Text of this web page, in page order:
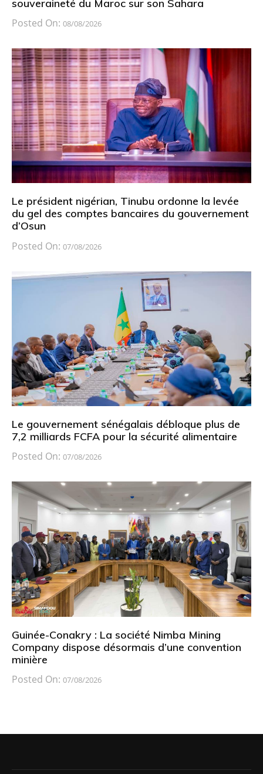
souveraineté du Maroc sur son Sahara
Posted On: 08/08/2026
Le président nigérian, Tinubu ordonne la levée
du gel des comptes bancaires du gouvernement
d’Osun
Posted On: 07/08/2026
Le gouvernement sénégalais débloque plus de
7,2 milliards FCFA pour la sécurité alimentaire
Posted On: 07/08/2026
Guinée-Conakry : La société Nimba Mining
Company dispose désormais d’une convention
minière
Posted On: 07/08/2026